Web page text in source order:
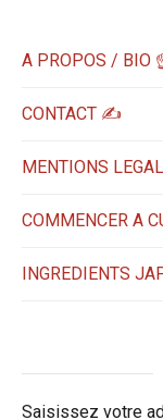
A PROPOS / BIO
CONTACT ✍️
MENTIONS
COMMENCER A
INGREDIENTS
Saisissez votre